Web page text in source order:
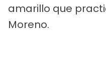
amarillo que
Moreno.